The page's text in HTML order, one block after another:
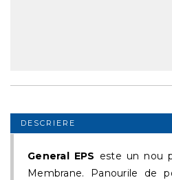
DESCRIERE
General EPS este un nou
Membrane. Panourile de